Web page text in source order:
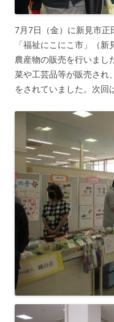
7月7日（金）に新見市正
「福祉にこにこ市」（
農産物の販売を行いまし
菜や工芸品等が販売され
をされていました。次回